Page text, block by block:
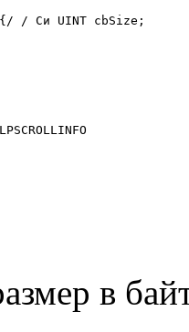
{/ / Си UINT cbSize;
в